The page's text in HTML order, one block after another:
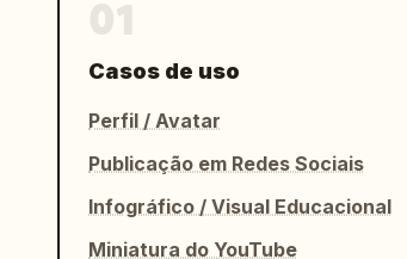
Casos de uso
Perfil / Avatar
Publicação em Redes Sociais
Infográfico / Visual Educacional
Miniatura do YouTube